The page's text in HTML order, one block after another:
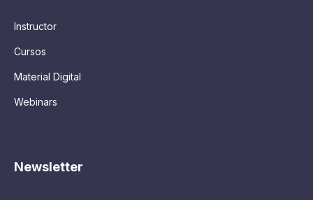
Instructor
Cursos
Material Digital
Webinars
Newsletter